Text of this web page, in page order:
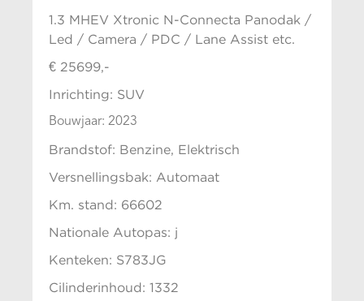
1.3 MHEV Xtronic N-Connecta Panodak /
Led / Camera / PDC / Lane Assist etc.
€ 25699,-
Inrichting: SUV
Bouwjaar: 2023
Brandstof: Benzine, Elektrisch
Versnellingsbak: Automaat
Km. stand: 66602
Nationale Autopas: j
Kenteken: S783JG
Cilinderinhoud: 1332